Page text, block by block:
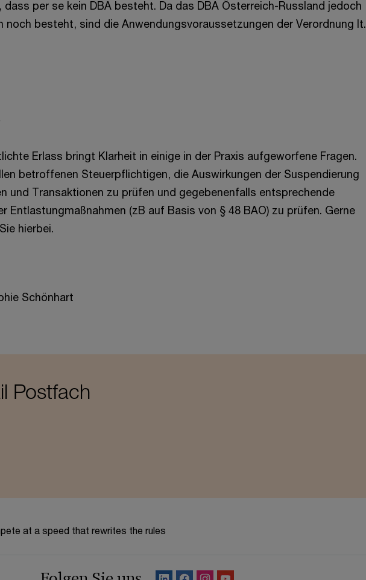
per se kein DBA besteht. Da das DBA Österreich-Russland jedoch
noch besteht, sind die Anwendungsvoraussetzungen der Verordnung lt.
Erlass bringt Klarheit in einige in der Praxis aufgeworfene Fragen.
betroffenen Steuerpflichtigen, die Auswirkungen der Suspendierung
und Transaktionen zu prüfen und gegebenenfalls entsprechende
Entlastungmaßnahmen (zB auf Basis von § 48 BAO) zu prüfen. Gerne
hierbei.
Schönhart
Postfach
at a speed that rewrites the rules